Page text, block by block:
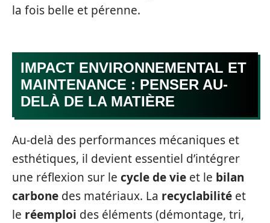
la fois belle et pérenne.
IMPACT ENVIRONNEMENTAL ET
MAINTENANCE : PENSER AU-
DELÀ DE LA MATIÈRE
Au-delà des performances mécaniques et
esthétiques, il devient essentiel d’intégrer
une réflexion sur le cycle de vie et le bilan
carbone des matériaux. La recyclabilité et
le réemploi des éléments (démontage, tri,